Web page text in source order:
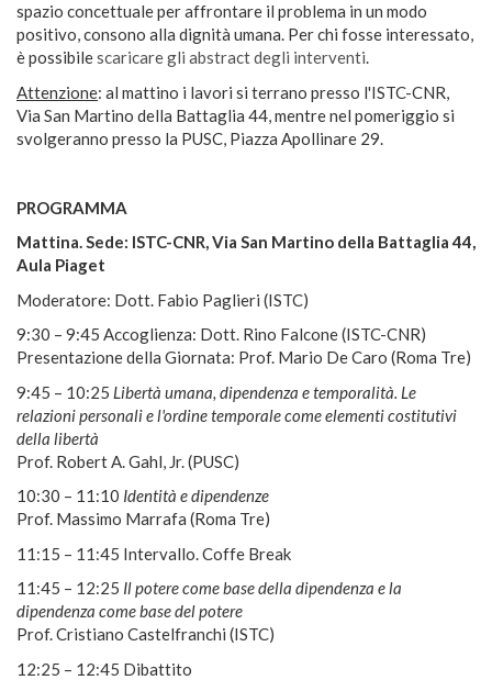
spazio concettuale per affrontare il problema in un modo
positivo, consono alla dignità umana. Per chi fosse interessato,
è possibilescaricare gli abstract degli interventi.
Attenzione: al mattino i lavori si terrano presso l'ISTC-CNR,
Via San Martino della Battaglia 44, mentre nel pomeriggio si
svolgeranno presso la PUSC, Piazza Apollinare 29.
PROGRAMMA
Mattina. Sede: ISTC-CNR, Via San Martino della Battaglia 44,
Aula Piaget
Moderatore: Dott. Fabio Paglieri (ISTC)
9:30 – 9:45 Accoglienza: Dott. Rino Falcone (ISTC-CNR)
Presentazione della Giornata: Prof. Mario De Caro (Roma Tre)
9:45 – 10:25 Libertà umana, dipendenza e temporalità. Le
relazioni personali e l'ordine temporale come elementi costitutivi
della libertà
Prof. Robert A. Gahl, Jr. (PUSC)
10:30 – 11:10 Identità e dipendenze
Prof. Massimo Marrafa (Roma Tre)
11:15 – 11:45 Intervallo. Coffe Break
11:45 – 12:25 Il potere come base della dipendenza e la
dipendenza come base del potere
Prof. Cristiano Castelfranchi (ISTC)
12:25 – 12:45 Dibattito